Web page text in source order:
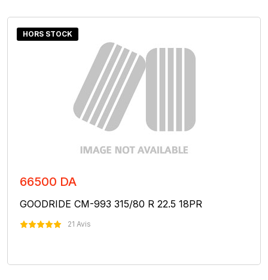
HORS STOCK
66500 DA
GOODRIDE CM-993 315/80 R 22.5 18PR
21 Avis